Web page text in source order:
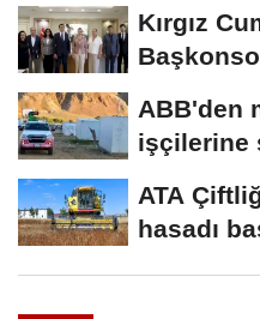
Kırgız
ABB'den
işçilerine
ATA
hasadı